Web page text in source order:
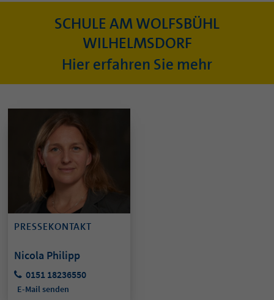
SCHULE AM WOLFSBÜHL
WILHELMSDORF
Hier erfahren Sie mehr
PRESSEKONTAKT
Nicola Philipp
0151 18236550
E-Mail senden